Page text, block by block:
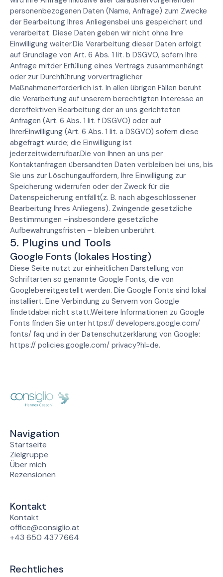
personenbezogenen Daten (Name, Anfrage) zum Zwecke
der Bearbeitung Ihres Anliegensbei uns gespeichert und
verarbeitet. Diese Daten geben wir nicht ohne Ihre
Einwilligung weiter.Die Verarbeitung dieser Daten erfolgt
auf Grundlage von Art. 6 Abs. 1 lit. b DSGVO, sofern Ihre
Anfrage mitder Erfüllung eines Vertrags zusammenhängt
oder zur Durchführung vorvertraglicher
Maßnahmenerforderlich ist. In allen übrigen Fällen beruht
die Verarbeitung auf unserem berechtigten Interesse an
dereffektiven Bearbeitung der an uns gerichteten
Anfragen (Art. 6 Abs. 1 lit. f DSGVO) oder auf
IhrerEinwilligung (Art. 6 Abs. 1 lit. a DSGVO) sofern diese
abgefragt wurde; die Einwilligung ist
jederzeitwiderrufbar.Die von Ihnen an uns per
Kontaktanfragen übersandten Daten verbleiben bei uns, bis
Sie uns zur Löschungauffordern, Ihre Einwilligung zur
Speicherung widerrufen oder der Zweck für die
Datenspeicherung entfällt(z. B. nach abgeschlossener
Bearbeitung Ihres Anliegens). Zwingende gesetzliche
Bestimmungen –insbesondere gesetzliche
Aufbewahrungsfristen – bleiben unberührt.
5. Plugins und Tools
Google Fonts (lokales Hosting)
Diese Seite nutzt zur einheitlichen Darstellung von
Schriftarten so genannte Google Fonts, die von
Googlebereitgestellt werden. Die Google Fonts sind lokal
installiert. Eine Verbindung zu Servern von Google
findetdabei nicht statt.Weitere Informationen zu Google
Fonts finden Sie unter https:// developers.google.com/
fonts/ faq und in der Datenschutzerklärung von Google:
https:// policies.google.com/ privacy?hl=de.
Navigation
Startseite
Zielgruppe
Über mich
Rezensionen
Kontakt
Kontakt
office@consiglio.at
+43 650 4377664
Rechtliches